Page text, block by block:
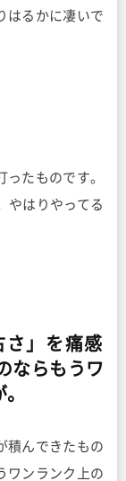
はるかに凄いで
たものです。
やはりやってる
さ」を痛感
ならもうワ
積んできたもの
ワンランク上の